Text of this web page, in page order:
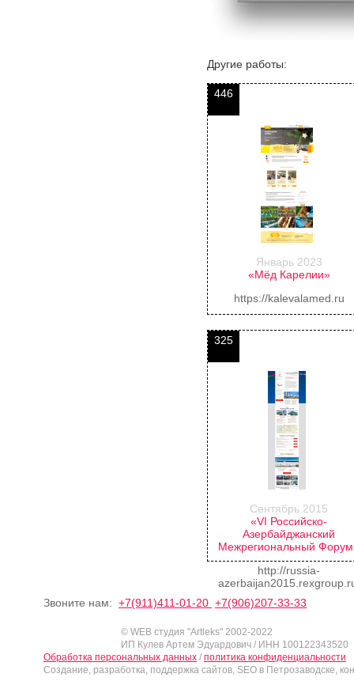
Другие работы:
446
Январь 2023
«Мёд Карелии»
https://kalevalamed.ru
325
Сентябрь 2015
«VI Российско-
Азербайджанский
Межрегиональный
http://russia-
Звоните нам: +7(911)411-01-20 +7(906)207-33-33
© WEB студия "Artleks" 2002-2022
ИП Кулев Артем Эдуардович / ИНН 100122343520
Обработка персональных данных / политика конфиденциальности
Создание, разработка, поддержка сайтов, SEO в Петрозаводске,